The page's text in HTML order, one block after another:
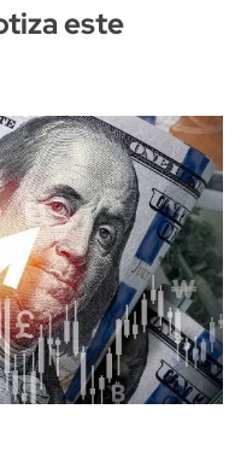
este